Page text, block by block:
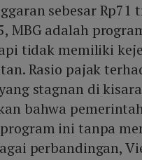
sebesar
MBG adalah
tidak memiliki
Rasio pajak
stagnan di
bahwa
ini tanpa
perbandingan,